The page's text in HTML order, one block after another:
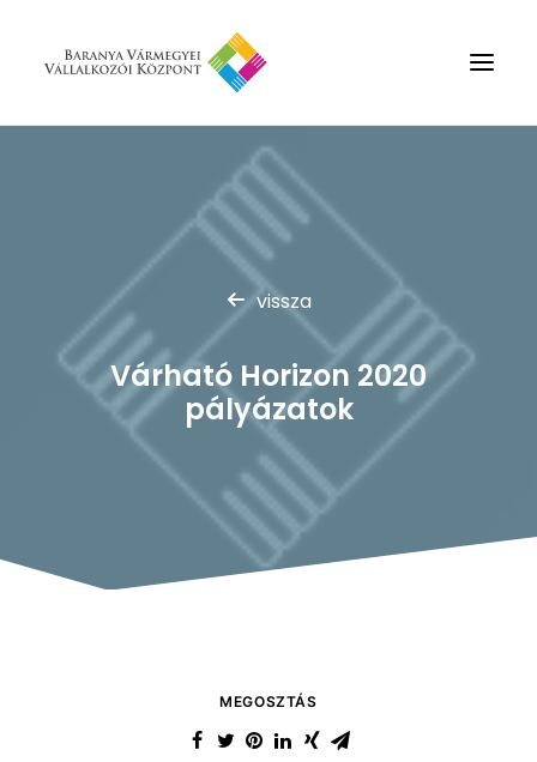
Rólunk
Szolgáltatások
Hírek
Partnerek
Kapcsolat
Keresés
vissza
Várható Horizon 2020
pályázatok
MEGOSZTÁS